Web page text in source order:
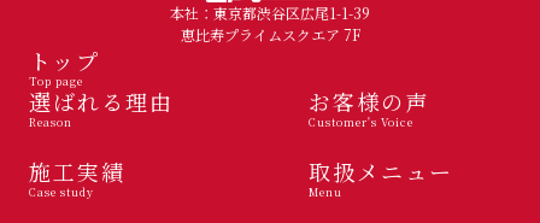
本社：東京都渋谷区広尾1-1-39
恵比寿プライムスクエア 7F
トップ
Top page
選ばれる理由
Reason
お客様の声
Customer's Voice
施工実績
Case study
取扱メニュー
Menu